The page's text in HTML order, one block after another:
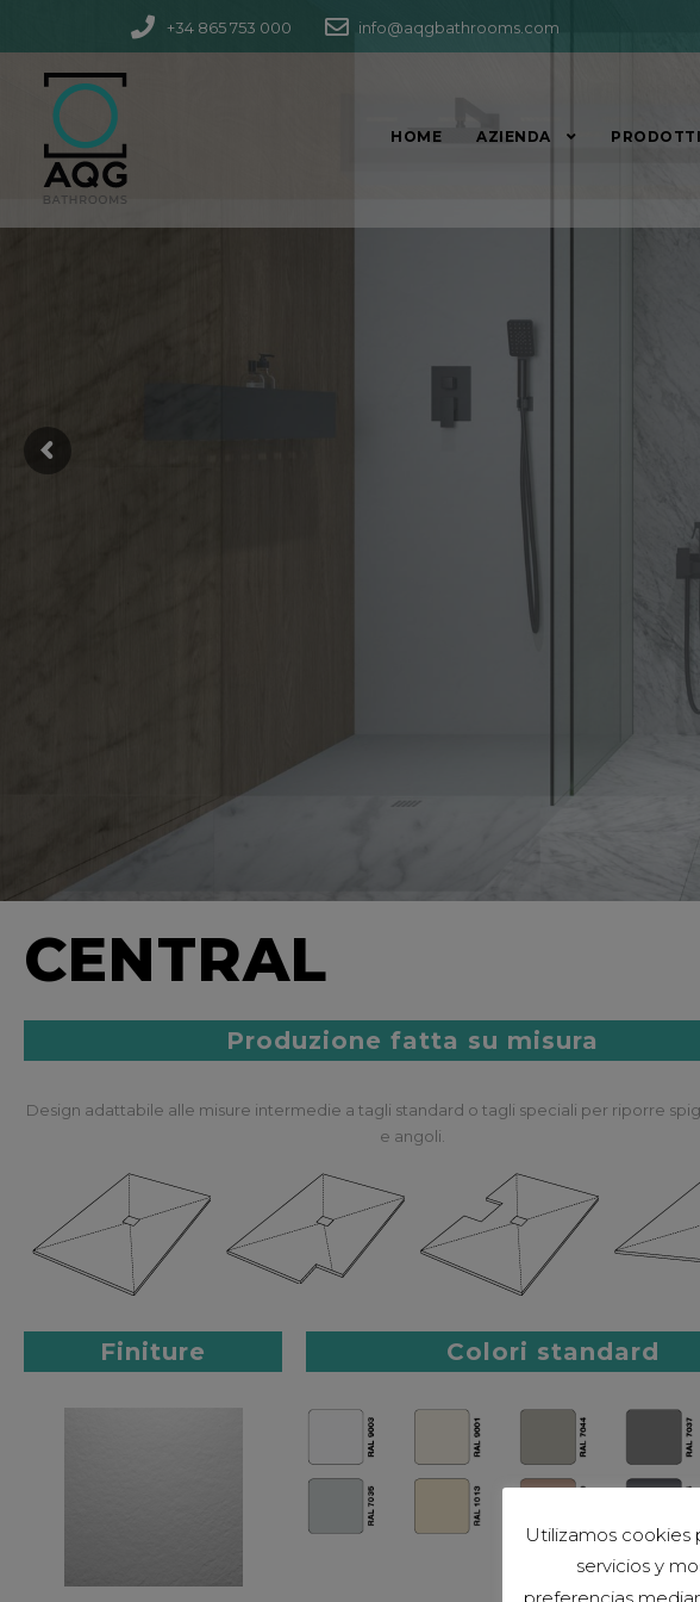
+34 865 753 000 info@aqgbathrooms.com
HOME AZIENDA PRODOTTI
CENTRAL
Produzione fatta su misura
Design adattabile alle misure intermedie a tagli standard o tagli speciali per riporre
e angoli.
Finiture Colori standard
Utilizamos cookies
servicios y
preferencias